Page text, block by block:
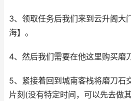
3、领取任务后我们来到云升阁大
海】。
4、然后我们需要在他这里购买磨
5、紧接着回到城南客栈将磨刀石
片刻(没有特定时间，可以先去做其